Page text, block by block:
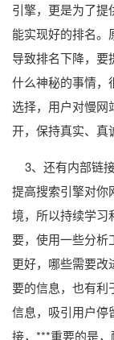
引擎，更是为了提
能实现好的排名。
导致排名下降，要
什么神秘的事情，
选择，用户对慢网
开，保持真实、真
3、还有内部链
提高搜索引擎对你
境，所以持续学习
要，使用一些分析
更好，哪些需要改
要的信息，也有利
信息，吸引用户停
接，***重要的是